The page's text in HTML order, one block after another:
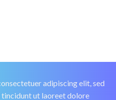
adipiscing elit, sed
tincidunt ut laoreet dolore